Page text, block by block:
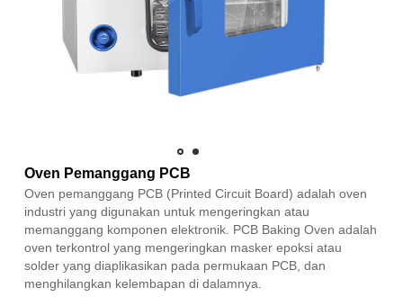
Oven Pemanggang PCB
Oven pemanggang PCB (Printed Circuit Board) adalah oven
industri yang digunakan untuk mengeringkan atau
memanggang komponen elektronik. PCB Baking Oven adalah
oven terkontrol yang mengeringkan masker epoksi atau
solder yang diaplikasikan pada permukaan PCB, dan
menghilangkan kelembapan di dalamnya.